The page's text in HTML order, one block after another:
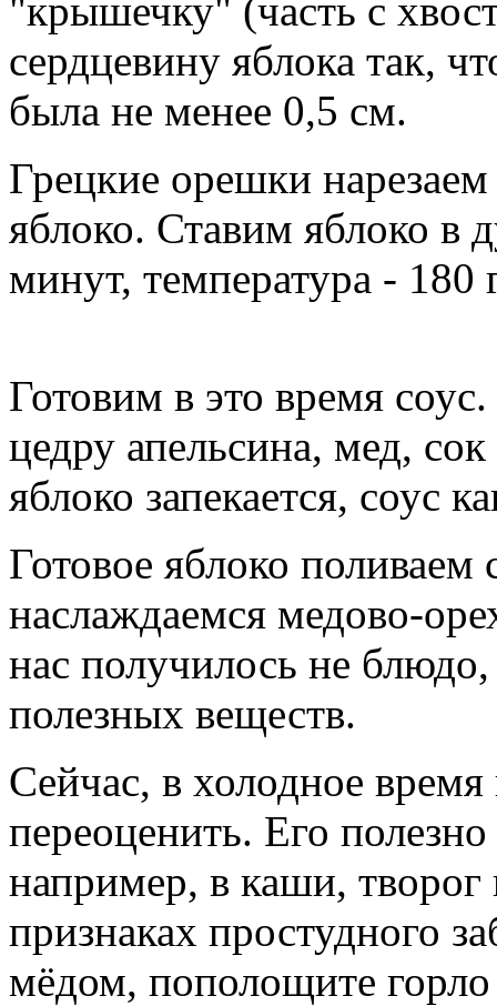
"крышечку" (часть с
сердцевину яблока так,
была не менее 0,5 см.
Грецкие орешки
яблоко. Ставим яблоко в
минут, температура - 180
Готовим в это время
цедру апельсина, мед,
яблоко запекается, соус
Готовое яблоко
наслаждаемся медово-
нас получилось не
полезных веществ.
Сейчас, в холодное
переоценить. Его
например, в каши,
признаках простудного
мёдом, пополощите